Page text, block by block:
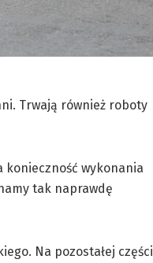
Trwają również roboty
konieczność wykonania
tak naprawdę
Na pozostałej części